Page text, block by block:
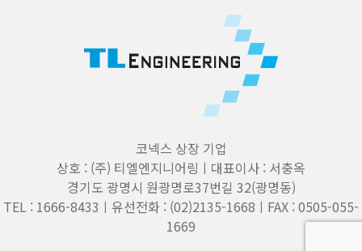
코넥스 상장 기업
상호 : (주) 티엘엔지니어링ㅣ대표이사 : 서충옥
경기도 광명시 원광명로37번길 32(광명동)
TEL : 1666-8433ㅣ유선전화 : (02)2135-1668ㅣFAX : 0505-055-
1669